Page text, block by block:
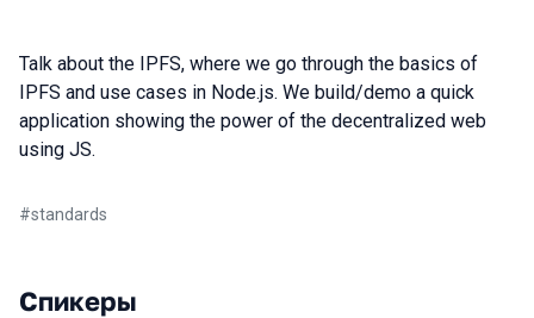
Talk about the IPFS, where we go through the basics of
IPFS and use cases in Node.js. We build/demo a quick
application showing the power of the decentralized web
using JS.
#standards
Спикеры